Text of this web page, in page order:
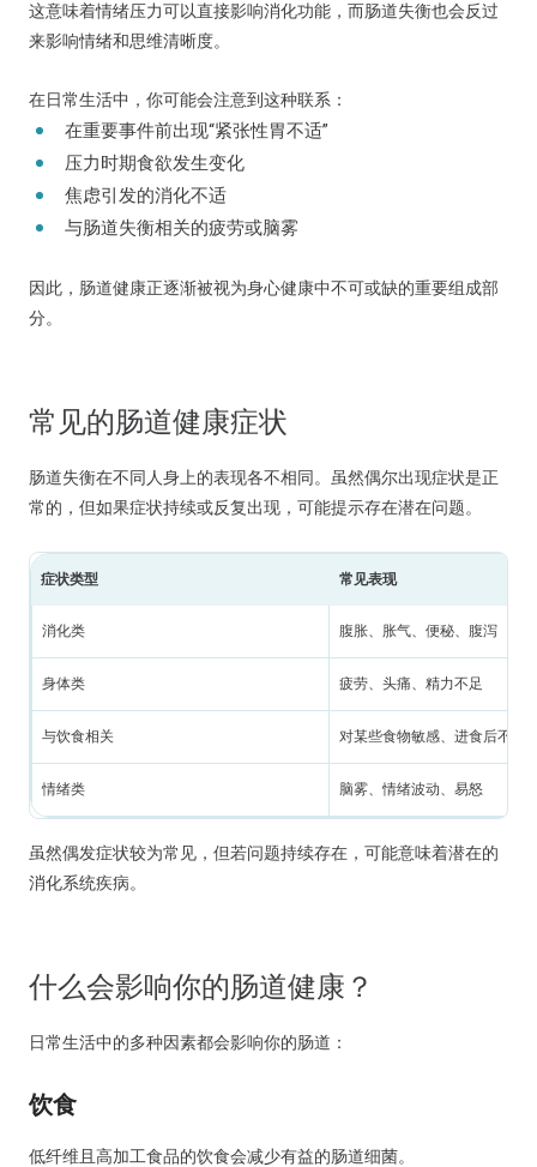
这意味着情绪压力可以直接影响消化功能，而肠道失衡也会反过
来影响情绪和思维清晰度。
在日常生活中，你可能会注意到这种联系：
在重要事件前出现“紧张性胃不适”
压力时期食欲发生变化
焦虑引发的消化不适
与肠道失衡相关的疲劳或脑雾
因此，肠道健康正逐渐被视为身心健康中不可或缺的重要组成部
分。
常见的肠道健康症状
肠道失衡在不同人身上的表现各不相同。虽然偶尔出现症状是正
常的，但如果症状持续或反复出现，可能提示存在潜在问题。
症状类型 常见表现
消化类 腹胀、胀气、便秘、腹泻
身体类 疲劳、头痛、精力不足
与饮食相关 对某些食物敏感、进食后不适
情绪类 脑雾、情绪波动、易怒
虽然偶发症状较为常见，但若问题持续存在，可能意味着潜在的
消化系统疾病。
什么会影响你的肠道健康？
日常生活中的多种因素都会影响你的肠道：
饮食
低纤维且高加工食品的饮食会减少有益的肠道细菌。